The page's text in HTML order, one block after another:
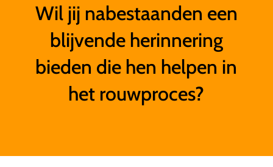
Wil jij nabestaanden een
blijvende herinnering
bieden die hen helpen in
het rouwproces?